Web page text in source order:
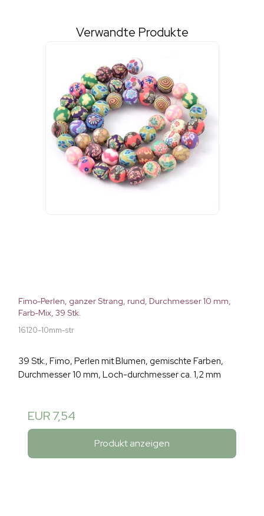
Verwandte Produkte
Fimo-Perlen, ganzer Strang, rund, Durchmesser 10 mm,
Farb-Mix, 39 Stk.
16120-10mm-str
39 Stk., Fimo, Perlen mit Blumen, gemischte Farben,
Durchmesser 10 mm, Loch-durchmesser ca. 1,2 mm
EUR 7,54
Produkt anzeigen